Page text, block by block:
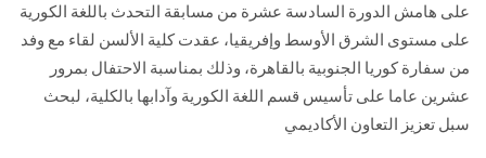
على هامش الدورة السادسة عشرة من مسابقة التحدث باللغة الكورية
على مستوى الشرق الأوسط وإفريقيا، عقدت كلية الألسن لقاء مع وفد
من سفارة كوريا الجنوبية بالقاهرة، وذلك بمناسبة الاحتفال بمرور
عشرين عاما على تأسيس قسم اللغة الكورية وآدابها بالكلية، لبحث
سبل تعزيز التعاون الأكاديمي